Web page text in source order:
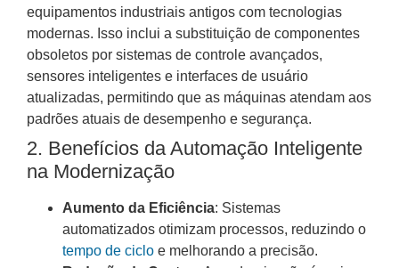
equipamentos industriais antigos com tecnologias
modernas. Isso inclui a substituição de componentes
obsoletos por sistemas de controle avançados,
sensores inteligentes e interfaces de usuário
atualizadas, permitindo que as máquinas atendam aos
padrões atuais de desempenho e segurança.
2. Benefícios da Automação Inteligente
na Modernização
Aumento da Eficiência: Sistemas
automatizados otimizam processos, reduzindo o
tempo de ciclo e melhorando a precisão.